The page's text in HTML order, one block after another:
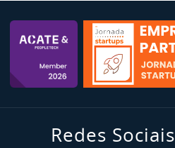
Redes Sociais